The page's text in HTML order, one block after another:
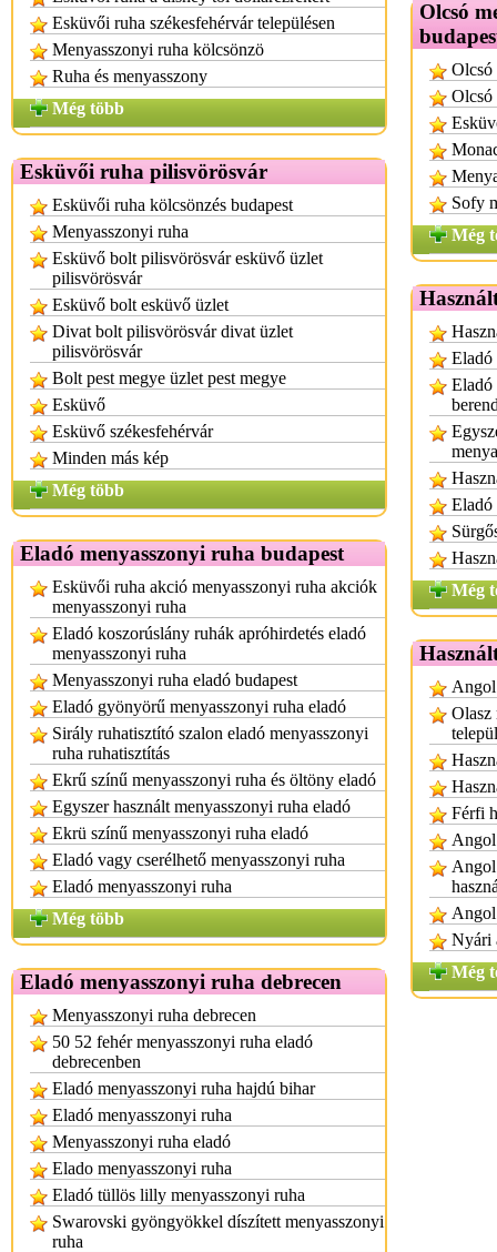
Esküvői ruha székesfehérvár településen
Menyasszonyi ruha kölcsönzö
Ruha és menyasszony
Még több
Esküvői ruha pilisvörösvár
Esküvői ruha kölcsönzés budapest
Menyasszonyi ruha
Esküvő bolt pilisvörösvár esküvő üzlet
pilisvörösvár
Esküvő bolt esküvő üzlet
Divat bolt pilisvörösvár divat üzlet
pilisvörösvár
Bolt pest megye üzlet pest megye
Esküvő
Esküvő székesfehérvár
Minden más kép
Még több
Eladó menyasszonyi ruha budapest
Esküvői ruha akció menyasszonyi ruha akciók
menyasszonyi ruha
Eladó koszorúslány ruhák apróhirdetés eladó
menyasszonyi ruha
Menyasszonyi ruha eladó budapest
Eladó gyönyörű menyasszonyi ruha eladó
Sirály ruhatisztító szalon eladó menyasszonyi
ruha ruhatisztítás
Ekrű színű menyasszonyi ruha és öltöny eladó
Egyszer használt menyasszonyi ruha eladó
Ekrü színű menyasszonyi ruha eladó
Eladó vagy cserélhető menyasszonyi ruha
Eladó menyasszonyi ruha
Még több
Eladó menyasszonyi ruha debrecen
Menyasszonyi ruha debrecen
50 52 fehér menyasszonyi ruha eladó
debrecenben
Eladó menyasszonyi ruha hajdú bihar
Eladó menyasszonyi ruha
Menyasszonyi ruha eladó
Elado menyasszonyi ruha
Eladó tüllös lilly menyasszonyi ruha
Swarovski gyöngyökkel díszített menyasszonyi
ruha
Olcsó
Olcsó
Olcsó
Sofy
Még
Eladó
Eladó
Eladó
Még
Angol
Olasz
Férfi
Angol
Angol
Angol
Nyári
Még